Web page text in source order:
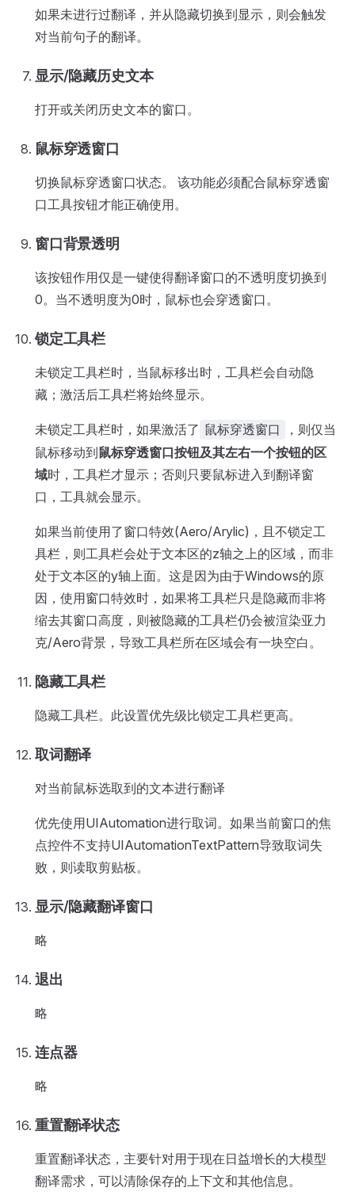
如果未进行过翻译，并从隐藏切换到显示，则会触发
对当前句子的翻译。
显示/隐藏历史文本
打开或关闭历史文本的窗口。
鼠标穿透窗口
切换鼠标穿透窗口状态。 该功能必须配合鼠标穿透窗
口工具按钮才能正确使用。
窗口背景透明
该按钮作用仅是一键使得翻译窗口的不透明度切换到
0。当不透明度为0时，鼠标也会穿透窗口。
锁定工具栏
未锁定工具栏时，当鼠标移出时，工具栏会自动隐
藏；激活后工具栏将始终显示。
未锁定工具栏时，如果激活了 鼠标穿透窗口
，则仅当
鼠标移动到鼠标穿透窗口按钮及其左右一个按钮的区
域时，工具栏才显示；否则只要鼠标进入到翻译窗
口，工具就会显示。
如果当前使用了窗口特效(Aero/Arylic)，且不锁定工
具栏，则工具栏会处于文本区的z轴之上的区域，而非
处于文本区的y轴上面。这是因为由于Windows的原
因，使用窗口特效时，如果将工具栏只是隐藏而非将
缩去其窗口高度，则被隐藏的工具栏仍会被渲染亚力
克/Aero背景，导致工具栏所在区域会有一块空白。
隐藏工具栏
隐藏工具栏。此设置优先级比锁定工具栏更高。
取词翻译
对当前鼠标选取到的文本进行翻译
优先使用UIAutomation进行取词。如果当前窗口的焦
点控件不支持UIAutomationTextPattern导致取词失
败，则读取剪贴板。
显示/隐藏翻译窗口
略
退出
略
连点器
略
重置翻译状态
重置翻译状态，主要针对用于现在日益增长的大模型
翻译需求，可以清除保存的上下文和其他信息。